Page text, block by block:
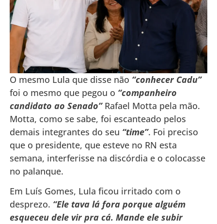
O mesmo Lula que disse não “conhecer Cadu”
foi o mesmo que pegou o “companheiro
candidato ao Senado”Rafael Motta pela mão.
Motta, como se sabe, foi escanteado pelos
demais integrantes do seu “time”. Foi preciso
que o presidente, que esteve no RN esta
semana, interferisse na discórdia e o colocasse
no palanque.
Em Luís Gomes, Lula ficou irritado com o
desprezo. “Ele tava lá fora porque alguém
esqueceu dele vir pra cá. Mande ele subir